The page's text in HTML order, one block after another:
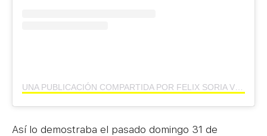
Así lo demostraba el pasado domingo 31 de